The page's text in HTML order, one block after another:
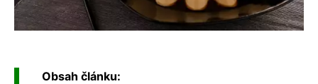
Obsah článku: